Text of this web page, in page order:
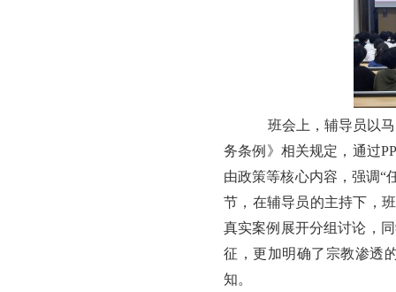
班会上，辅导员以马
务条例》相关规定，通过
由政策等核心内容，强调“
节，在辅导员的主持下，
真实案例展开分组讨论，
征，更加明确了宗教渗透
知。